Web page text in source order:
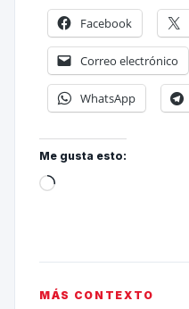
Facebook
Correo electrónico
WhatsApp
Me gusta esto:
MÁS CONTEXTO